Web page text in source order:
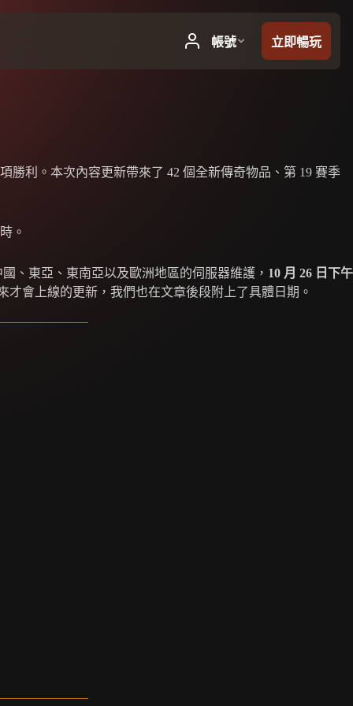
利。本次內容更新帶來了 42 個全新傳奇物品、第 19 賽季
。
、東亞、東南亞以及歐洲地區的伺服器維護， 10 月 26 日下午
會上線的更新，我們也在文章後段附上了具體日期。